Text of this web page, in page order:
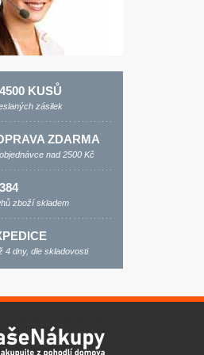
KUSŮ
zásilek
ZDARMA
nad 2500 Kč
zboží skladem
4 dny, dle skladovosti